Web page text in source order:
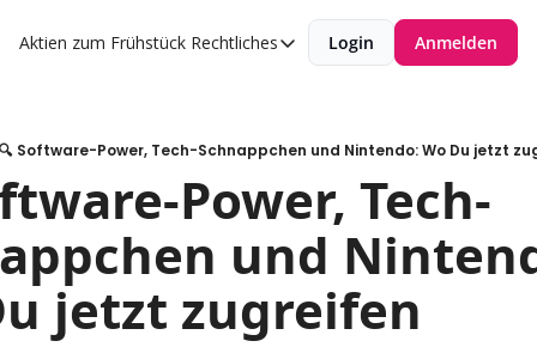
Aktien zum Frühstück Rechtliches
Rechtliches
Impressum
Login Anmelden
Software-Power, Tech-Schnappchen und Nintendo: Wo Du jetzt
Power, Tech-
und
jetzt zugreifen